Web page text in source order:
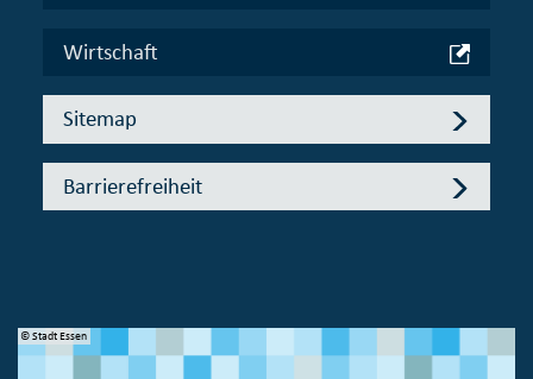
Wirtschaft
Sitemap
Barrierefreiheit
© Stadt Essen